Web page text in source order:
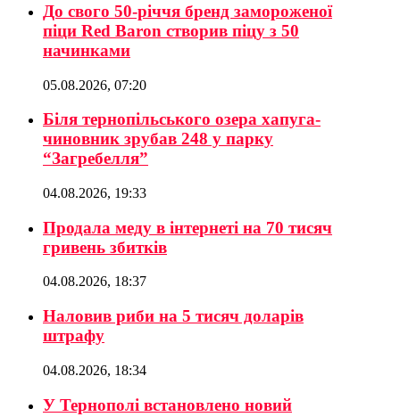
До свого 50-річчя бренд замороженої
піци Red Baron створив піцу з 50
начинками
05.08.2026, 07:20
Біля тернопільського озера хапуга-
чиновник зрубав 248 у парку
“Загребелля”
04.08.2026, 19:33
Продала меду в інтернеті на 70 тисяч
гривень збитків
04.08.2026, 18:37
Наловив риби на 5 тисяч доларів
штрафу
04.08.2026, 18:34
У Тернополі встановлено новий